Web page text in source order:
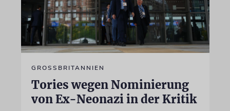
GROSSBRITANNIEN
Tories wegen Nominierung
von Ex-Neonazi in der Kritik